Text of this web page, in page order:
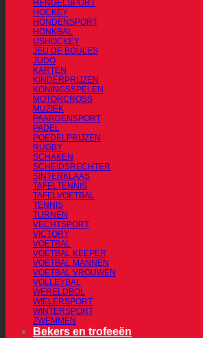
HENGELSPORT
HOCKEY
HONDENSPORT
HONKBAL
IJSHOCKEY
JEU DE BOULES
JUDO
KARTEN
KINDERPRIJZEN
KONINGSSPELEN
MOTORCROSS
MUZIEK
PAARDENSPORT
PADEL
POEDELPRIJZEN
RUGBY
SCHAKEN
SCHEIDSRECHTER
SINTERKLAAS
TAFELTENNIS
TAFELVOETBAL
TENNIS
TURNEN
VECHTSPORT
VICTORY
VOETBAL
VOETBAL KEEPER
VOETBAL MANNEN
VOETBAL VROUWEN
VOLLEYBAL
WERELDBOL
WIELERSPORT
WINTERSPORT
ZWEMMEN
Bekers en trofeeën